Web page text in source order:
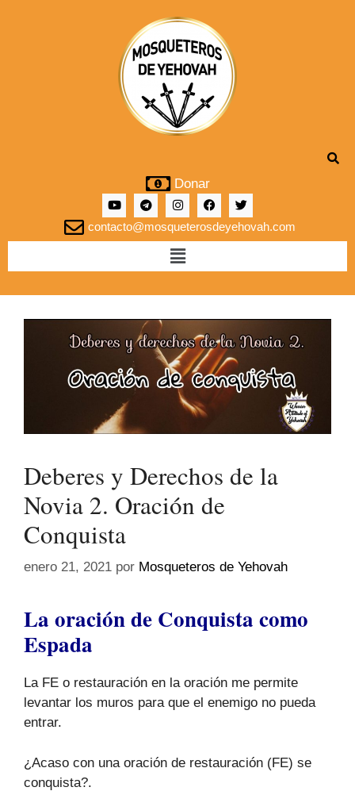
Donar
contacto@mosqueterosdeyehovah.com
Deberes y Derechos de la
Novia 2. Oración de
Conquista
enero 21, 2021 por Mosqueteros de Yehovah
La oración de Conquista como
Espada
La FE o restauración en la oración me permite
levantar los muros para que el enemigo no pueda
entrar.
¿Acaso con una oración de restauración (FE) se
conquista?.